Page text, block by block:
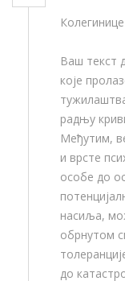
Ваш текст
које
радњу
Међутим,
и врсте
особе до
насиља,
обрнутом
до